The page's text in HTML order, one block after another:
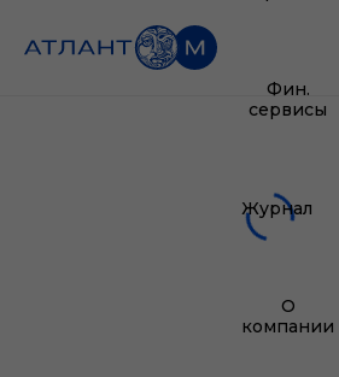
Фин.
сервисы
Журнал
О
компании